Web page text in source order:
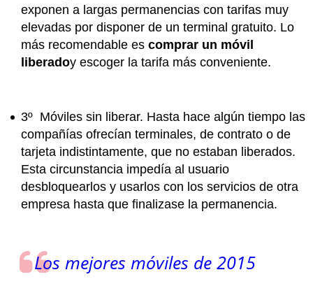
exponen a largas permanencias con tarifas muy
elevadas por disponer de un terminal gratuito. Lo
más recomendable es comprar un móvil
liberadoy escoger la tarifa más conveniente.
3º Móviles sin liberar. Hasta hace algún tiempo las
compañías ofrecían terminales, de contrato o de
tarjeta indistintamente, que no estaban liberados.
Esta circunstancia impedía al usuario
desbloquearlos y usarlos con los servicios de otra
empresa hasta que finalizase la permanencia.
Los mejores móviles de 2015